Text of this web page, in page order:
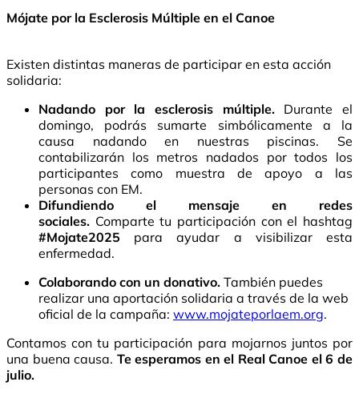
Mójate por la Esclerosis Múltiple en el Canoe
Existen distintas maneras de participar en esta acción
solidaria:
Nadando por la esclerosis múltiple.Durante el
domingo, podrás sumarte simbólicamente a la
causa nadando en nuestras piscinas. Se
contabilizarán los metros nadados por todos los
participantes como muestra de apoyo a las
personas con EM.
Difundiendo el mensaje en redes
sociales. Comparte tu participación con el hashtag
#Mojate2025 para ayudar a visibilizar esta
enfermedad.
Colaborando con un donativo. También puedes
realizar una aportación solidaria a través de la web
oficial de la campaña: www.mojateporlaem.org.
Contamos con tu participación para mojarnos juntos por
una buena causa. Te esperamos en el Real Canoe el 6 de
julio.